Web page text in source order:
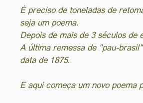
É preciso de toneladas de
seja um poema.
Depois de mais de 3 séculos de
A última remessa de "pau-
data de 1875.
E aqui começa um novo poema